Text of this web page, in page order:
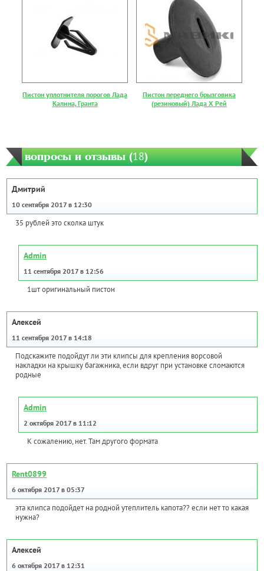
Пистон уплотнителя порогов Лада
Калина, Гранта
Пистон переднего брызговика
(резиновый) Лада Х Рей
вопросы и отзывы (18)
Дмитрий
10 сентября 2017 в 12:30
35 рублей это сколка штук
Admin
11 сентября 2017 в 12:56
1шт оригинальный пистон
Алексей
11 сентября 2017 в 14:18
Подскажите подойдут ли эти клипсы для крепления ворсовой
накладки на крышку багажника, если вдруг при установке сломаются
родные
Admin
2 октября 2017 в 11:12
К сожалению, нет. Там другого формата
Rent0899
6 октября 2017 в 05:37
эта клипса подойдет на родной утеплитель капота?? если нет то какая
нужна?
Алексей
6 октября 2017 в 12:31